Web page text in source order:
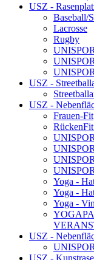
USZ -
Baseball/
Lacrosse
Rugby
USZ -
USZ -
Frauen-Fit
Yoga -
Yoga -
Yoga -
USZ -
USZ -